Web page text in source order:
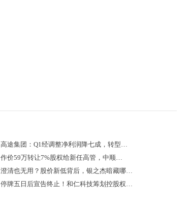
高途集团：Q1经调整净利润降七成，转型…
作价59万转让7%股权给新任高管，中顺…
澄清也无用？股价新低背后，银之杰暗藏哪…
停牌五日后宣告终止！和仁科技筹划控股权…